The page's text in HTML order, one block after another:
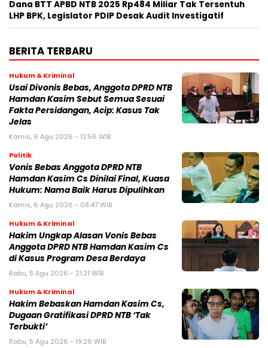
Dana BTT APBD NTB 2025 Rp484 Miliar Tak Tersentuh
LHP BPK, Legislator PDIP Desak Audit Investigatif
BERITA TERBARU
Hukum & Kriminal
Usai Divonis Bebas, Anggota DPRD NTB
Hamdan Kasim Sebut Semua Sesuai
Fakta Persidangan, Acip: Kasus Tak
Jelas
Kamis, 6 Agu 2026 - 12:56 WIB
Politik
Vonis Bebas Anggota DPRD NTB
Hamdan Kasim Cs Dinilai Final, Kuasa
Hukum: Nama Baik Harus Dipulihkan
Kamis, 6 Agu 2026 - 08:47 WIB
Hukum & Kriminal
Hakim Ungkap Alasan Vonis Bebas
Anggota DPRD NTB Hamdan Kasim Cs
di Kasus Program Desa Berdaya
Rabu, 5 Agu 2026 - 21:21 WIB
Hukum & Kriminal
Hakim Bebaskan Hamdan Kasim Cs,
Dugaan Gratifikasi DPRD NTB ‘Tak
Terbukti’
Rabu, 5 Agu 2026 - 19:26 WIB